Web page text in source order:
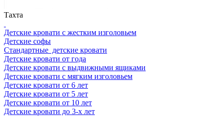
Тахта
Детские кровати с жестким изголовьем
Детские софы
Стандартные детские кровати
Детские кровати от года
Детские кровати с выдвижными ящиками
Детские кровати с мягким изголовьем
Детские кровати от 6 лет
Детские кровати от 5 лет
Детские кровати от 10 лет
Детские кровати до 3-х лет